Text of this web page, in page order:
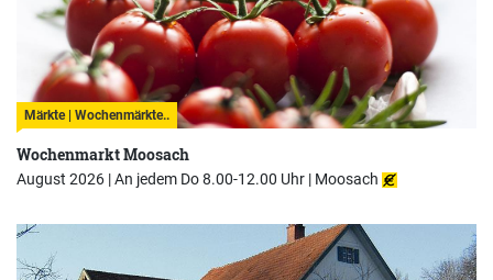
Märkte | Wochenmärkte..
Wochenmarkt Moosach
August 2026 | An jedem Do 8.00-12.00 Uhr | Moosach